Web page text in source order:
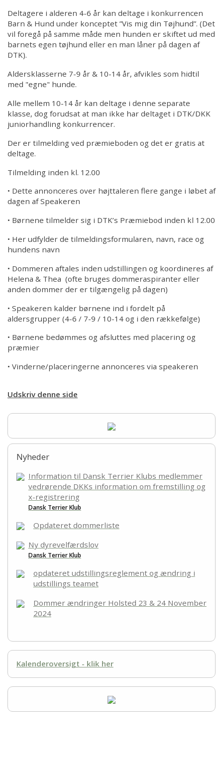
Deltagere i alderen 4-6 år kan deltage i konkurrencen
Barn & Hund under konceptet ”Vis mig din Tøjhund”. (Det
vil foregå på samme måde men hunden er skiftet ud med
barnets egen tøjhund eller en man låner på dagen af
DTK).
Aldersklasserne 7-9 år & 10-14 år, afvikles som hidtil
med "egne" hunde.
Alle mellem 10-14 år kan deltage i denne separate
klasse, dog forudsat at man ikke har deltaget i DTK/DKK
juniorhandling konkurrencer.
Der er tilmelding ved præmieboden og det er gratis at
deltage.
Tilmelding inden kl. 12.00
• Dette annonceres over højttaleren flere gange i løbet af
dagen af Speakeren
• Børnene tilmelder sig i DTK’s Præmiebod inden kl 12.00
• Her udfylder de tilmeldingsformularen, navn, race og
hundens navn
• Dommeren aftales inden udstillingen og koordineres af
Helena & Thea (ofte bruges dommeraspiranter eller
anden dommer der er tilgængelig på dagen)
• Speakeren kalder børnene ind i fordelt på
aldersgrupper (4-6 / 7-9 / 10-14 og i den rækkefølge)
• Børnene bedømmes og afsluttes med placering og
præmier
• Vinderne/placeringerne annonceres via speakeren
Udskriv denne side
Nyheder
Information til Dansk Terrier Klubs medlemmer
vedrørende DKKs information om fremstilling og
x-registrering
Dansk Terrier Klub
Opdateret dommerliste
Ny dyrevelfærdslov
Dansk Terrier Klub
opdateret udstillingsreglement og ændring i
udstillings teamet
Dommer ændringer Holsted 23 & 24 November
2024
Kalenderoversigt - klik her